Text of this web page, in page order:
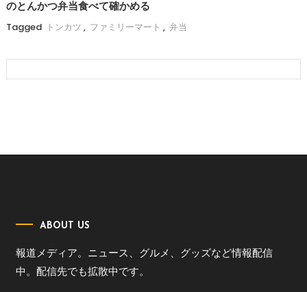
のとんかつ弁当食べて確かめる
Tagged トンカツ , ファミリーマート , 弁当
ABOUT US
報道メディア。ニュース、グルメ、グッズなど情報配信
中。配信先でも拡散中です。